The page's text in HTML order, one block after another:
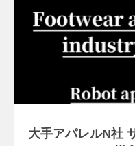
大手アパレルN社